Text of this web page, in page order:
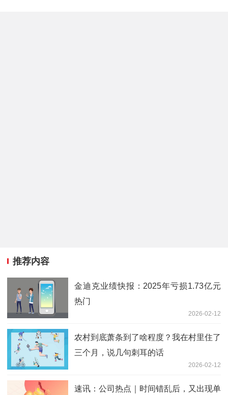
推荐内容
金迪克业绩快报：2025年亏损1.73亿元
热门
2026-02-12
农村到底萧条到了啥程度？我在村里住了
三个月，说几句刺耳的话
2026-02-12
速讯：公司热点｜时间错乱后，又出现单